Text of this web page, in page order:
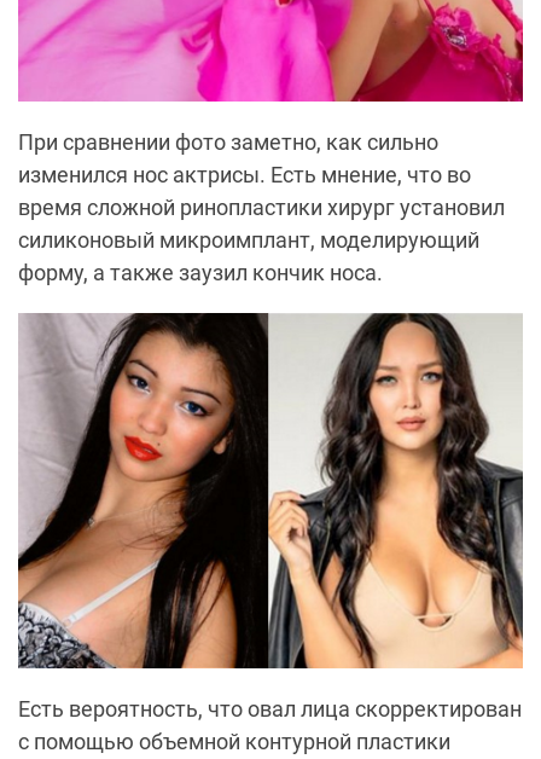
При сравнении фото заметно, как сильно
изменился нос актрисы. Есть мнение, что во
время сложной ринопластики хирург установил
силиконовый микроимплант, моделирующий
форму, а также заузил кончик носа.
Есть вероятность, что овал лица скорректирован
с помощью объемной контурной пластики